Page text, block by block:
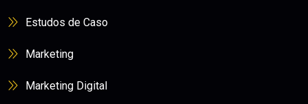
Estudos de Caso
Marketing
Marketing Digital